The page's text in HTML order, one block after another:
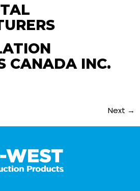
CANADA INC.
Next →